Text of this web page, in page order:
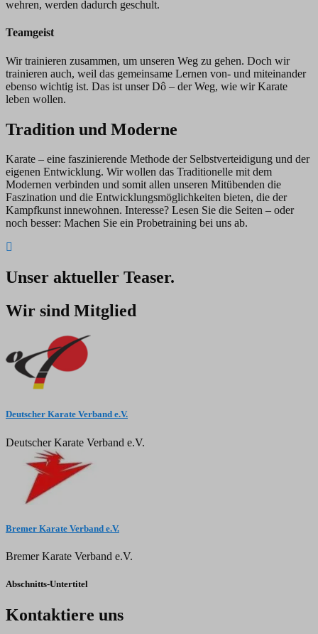
wehren, werden dadurch geschult.
Teamgeist
Wir trainieren zusammen, um unseren Weg zu gehen. Doch wir
trainieren auch, weil das gemeinsame Lernen von- und miteinander
ebenso wichtig ist. Das ist unser Dô – der Weg, wie wir Karate
leben wollen.
Tradition und Moderne
Karate – eine faszinierende Methode der Selbstverteidigung und der
eigenen Entwicklung. Wir wollen das Traditionelle mit dem
Modernen verbinden und somit allen unseren Mitübenden die
Faszination und die Entwicklungsmöglichkeiten bieten, die der
Kampfkunst innewohnen. Interesse? Lesen Sie die Seiten – oder
noch besser: Machen Sie ein Probetraining bei uns ab.
Unser aktueller Teaser.
Wir sind Mitglied
Deutscher Karate Verband e.V.
Deutscher Karate Verband e.V.
Bremer Karate Verband e.V.
Bremer Karate Verband e.V.
Abschnitts-Untertitel
Kontaktiere uns